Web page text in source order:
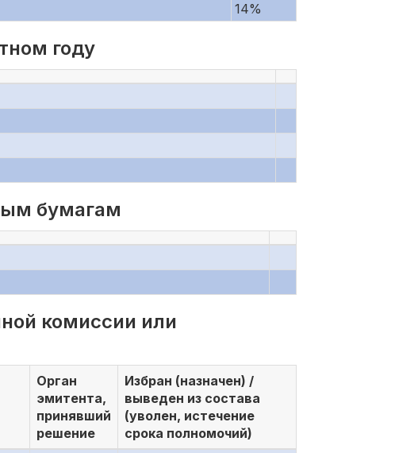
14%
году
бумагам
комиссии или
Орган
эмитента,
принявший
решение
Избран (назначен) /
выведен из состава
(уволен, истечение
срока полномочий)